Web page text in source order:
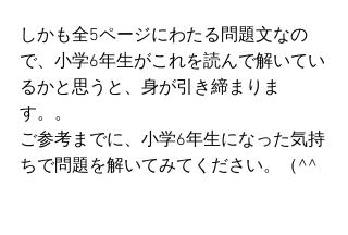
しかも全5ページにわたる問題文なの
で、小学6年生がこれを読んで解いてい
るかと思うと、身が引き締まりま
す。。
ご参考までに、小学6年生になった気持
ちで問題を解いてみてください。（^^